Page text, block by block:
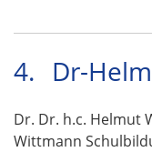
4. Dr-
Dr. Dr. h.c. Helmut
Wittmann